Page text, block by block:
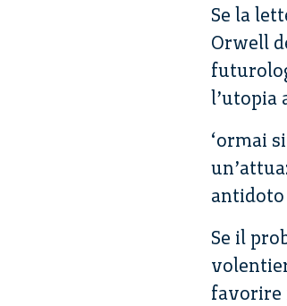
Se la
Orwell
l’utopia
‘ormai
antidoto
Se il
favorire